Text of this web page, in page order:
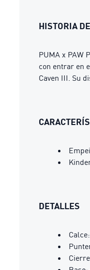
HISTORIA
PUMA x PAW
con entrar en
Caven III. Su
DETALLES